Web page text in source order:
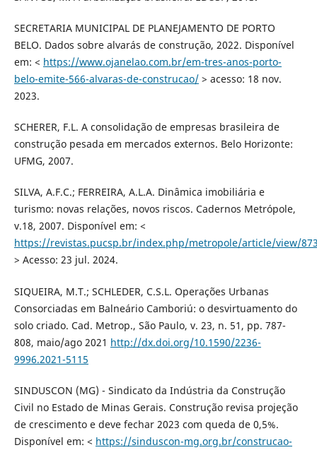
SECRETARIA MUNICIPAL DE PLANEJAMENTO DE PORTO
BELO. Dados sobre alvarás de construção, 2022. Disponível
em: < https://www.ojanelao.com.br/em-tres-anos-porto-
belo-emite-566-alvaras-de-construcao/> acesso: 18 nov.
2023.
SCHERER, F.L. A consolidação de empresas brasileira de
construção pesada em mercados externos. Belo Horizonte:
UFMG, 2007.
SILVA, A.F.C.; FERREIRA, A.L.A. Dinâmica imobiliária e
turismo: novas relações, novos riscos. Cadernos Metrópole,
v.18, 2007. Disponível em: <
https://revistas.pucsp.br/index.php/metropole/article/view/
> Acesso: 23 jul. 2024.
SIQUEIRA, M.T.; SCHLEDER, C.S.L. Operações Urbanas
Consorciadas em Balneário Camboriú: o desvirtuamento do
solo criado. Cad. Metrop., São Paulo, v. 23, n. 51, pp. 787-
808, maio/ago 2021 http://dx.doi.org/10.1590/2236-
9996.2021-5115
SINDUSCON (MG) - Sindicato da Indústria da Construção
Civil no Estado de Minas Gerais. Construção revisa projeção
de crescimento e deve fechar 2023 com queda de 0,5%.
Disponível em: < https://sinduscon-mg.org.br/construcao-